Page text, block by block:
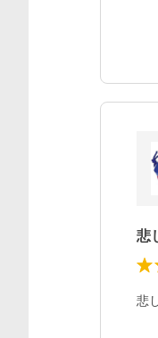
悲
悲